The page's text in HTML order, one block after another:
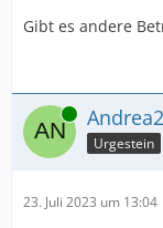
Gibt es andere
Online
Urgestein
23. Juli 2023 um 13:04